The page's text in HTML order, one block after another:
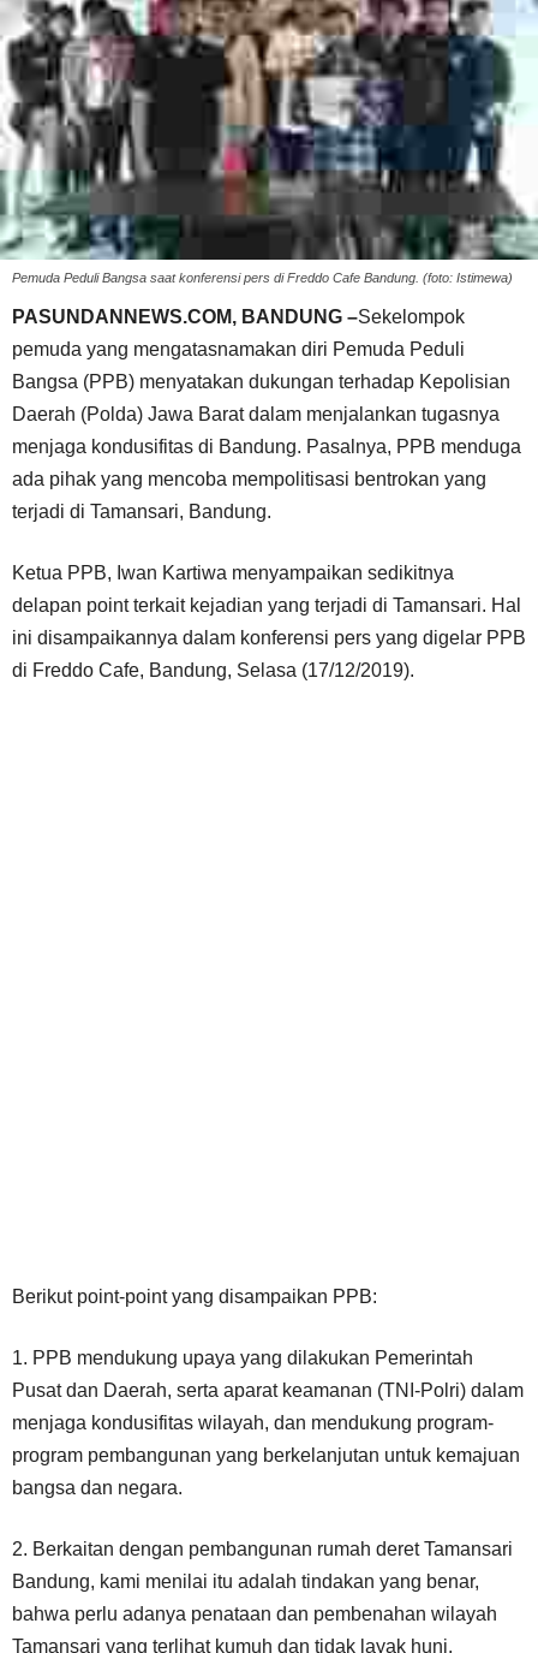
Pemuda Peduli Bangsa saat konferensi pers di Freddo Cafe Bandung. (foto: Istimewa)
PASUNDANNEWS.COM, BANDUNG –Sekelompok
pemuda yang mengatasnamakan diri Pemuda Peduli
Bangsa (PPB) menyatakan dukungan terhadap Kepolisian
Daerah (Polda) Jawa Barat dalam menjalankan tugasnya
menjaga kondusifitas di Bandung. Pasalnya, PPB menduga
ada pihak yang mencoba mempolitisasi bentrokan yang
terjadi di Tamansari, Bandung.
Ketua PPB, Iwan Kartiwa menyampaikan sedikitnya
delapan point terkait kejadian yang terjadi di Tamansari. Hal
ini disampaikannya dalam konferensi pers yang digelar PPB
di Freddo Cafe, Bandung, Selasa (17/12/2019).
Berikut point-point yang disampaikan PPB:
1. PPB mendukung upaya yang dilakukan Pemerintah
Pusat dan Daerah, serta aparat keamanan (TNI-Polri) dalam
menjaga kondusifitas wilayah, dan mendukung program-
program pembangunan yang berkelanjutan untuk kemajuan
bangsa dan negara.
2. Berkaitan dengan pembangunan rumah deret Tamansari
Bandung, kami menilai itu adalah tindakan yang benar,
bahwa perlu adanya penataan dan pembenahan wilayah
Tamansari yang terlihat kumuh dan tidak layak huni.